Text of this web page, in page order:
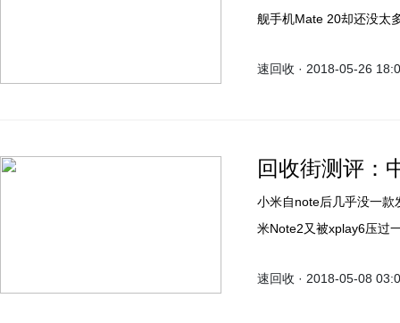
舰手机Mate 20却还没太
速回收 · 2018-05-26
回收街测评：
小米自note后几乎没一款
米Note2又被xplay6压过
合格。 华为从P9开始走行销，mate9高价而且卖得不错，P10正式把人像大师打出
速回收 · 2018-05-08